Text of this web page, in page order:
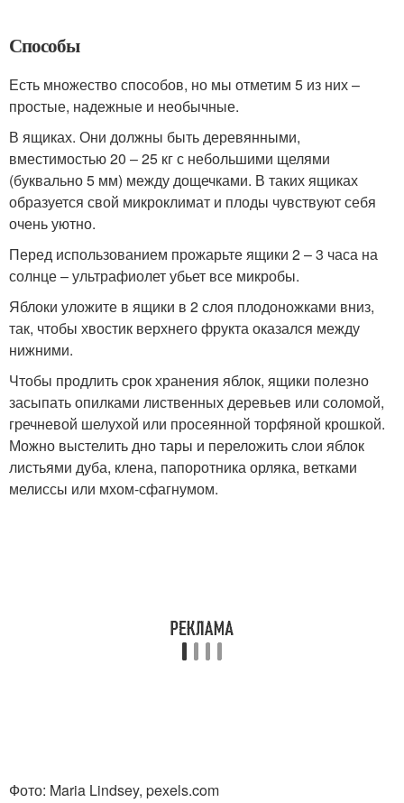
Способы
Есть множество способов, но мы отметим 5 из них –
простые, надежные и необычные.
В ящиках. Они должны быть деревянными,
вместимостью 20 – 25 кг с небольшими щелями
(буквально 5 мм) между дощечками. В таких ящиках
образуется свой микроклимат и плоды чувствуют себя
очень уютно.
Перед использованием прожарьте ящики 2 – 3 часа на
солнце – ультрафиолет убьет все микробы.
Яблоки уложите в ящики в 2 слоя плодоножками вниз,
так, чтобы хвостик верхнего фрукта оказался между
нижними.
Чтобы продлить срок хранения яблок, ящики полезно
засыпать опилками лиственных деревьев или соломой,
гречневой шелухой или просеянной торфяной крошкой.
Можно выстелить дно тары и переложить слои яблок
листьями дуба, клена, папоротника орляка, ветками
мелиссы или мхом-сфагнумом.
Фото: Maria Lindsey, pexels.com